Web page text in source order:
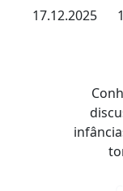
17.12.2025